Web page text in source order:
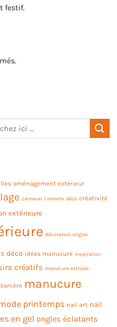
festif.
aménagement extérieur
carnaval conseils déco créativité
extérieure
décoration ongles
déco idées manucure inspiration
créatifs manucure estivale
manucure
printemps nail art nail
en gel ongles éclatants